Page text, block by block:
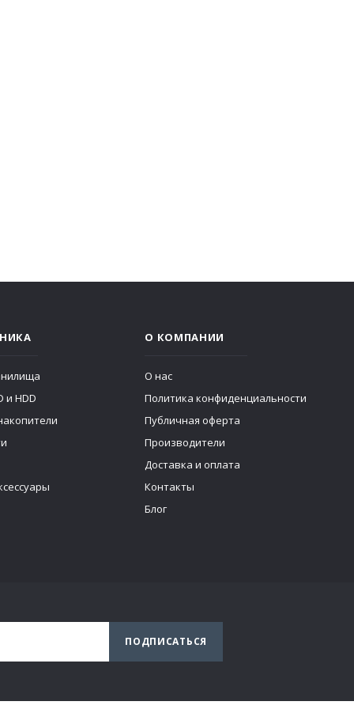
и HDD
О КОМПАНИИ
О нас
Политика конфиденциальности
Публичная оферта
Производители
Доставка и оплата
Контакты
Блог
ПОДПИСАТЬСЯ